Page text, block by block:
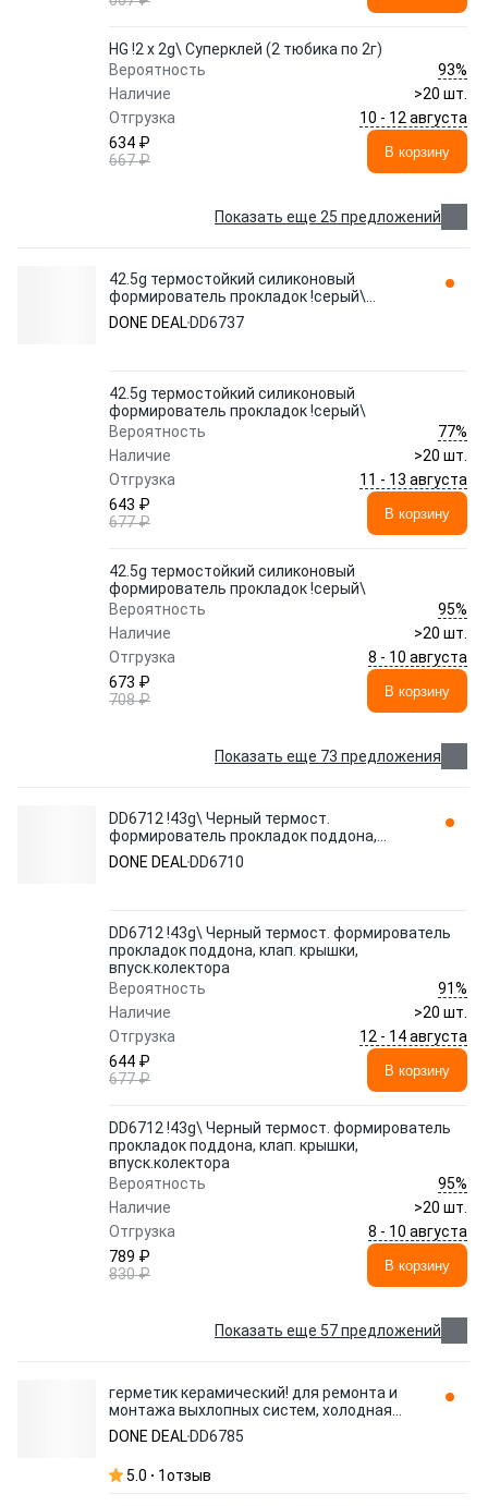
HG !2 x 2g\ Суперклей (2 тюбика по 2г)
Вероятность
93%
Наличие
>20 шт.
Отгрузка
10 - 12 августа
634 ₽
667 ₽
В корзину
Показать еще 25 предложений
42.5g термостойкий силиконовый
формирователь прокладок !серый\
DD6737 DONE DEAL
DONE DEAL DD6737
42.5g термостойкий силиконовый
формирователь прокладок !серый\
Вероятность
77%
Наличие
>20 шт.
Отгрузка
11 - 13 августа
643 ₽
677 ₽
В корзину
42.5g термостойкий силиконовый
формирователь прокладок !серый\
Вероятность
95%
Наличие
>20 шт.
Отгрузка
8 - 10 августа
673 ₽
708 ₽
В корзину
Показать еще 73 предложения
DD6712 !43g\ Черный термост.
формирователь прокладок поддона,
клап. крышки, впуск.колектора DD6710
DONE DEAL
DONE DEAL DD6710
DD6712 !43g\ Черный термост. формирователь
прокладок поддона, клап. крышки,
впуск.колектора
Вероятность
91%
Наличие
>20 шт.
Отгрузка
12 - 14 августа
644 ₽
677 ₽
В корзину
DD6712 !43g\ Черный термост. формирователь
прокладок поддона, клап. крышки,
впуск.колектора
Вероятность
95%
Наличие
>20 шт.
Отгрузка
8 - 10 августа
789 ₽
830 ₽
В корзину
Показать еще 57 предложений
герметик керамический! для ремонта и
монтажа выхлопных систем, холодная
сварка, 170г\ DD6785 DONE DEAL
DONE DEAL DD6785
5.0 1отзыв